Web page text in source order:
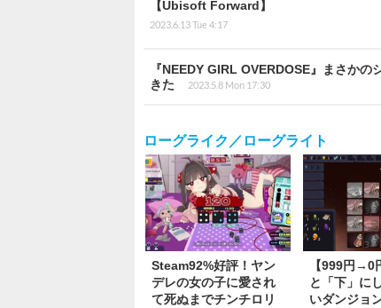
【Ubisoft Forward】
2023.6.13 Tue 4:17
『NEEDY GIRL OVERDOSE』まさか
きた
2023.5.8 Mon 17:30
ローグライク／ローグライト
Steam92%好評！ヤン
デレの女の子に愛され
て死ぬまでチンチロリ
【999円→0
と「下」に
いダンジョ